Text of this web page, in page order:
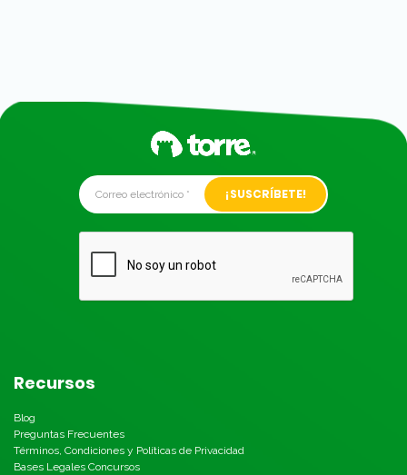
Alternative:
Recursos
Blog
Preguntas Frecuentes
Términos, Condiciones y Políticas de Privacidad
Bases Legales Concursos